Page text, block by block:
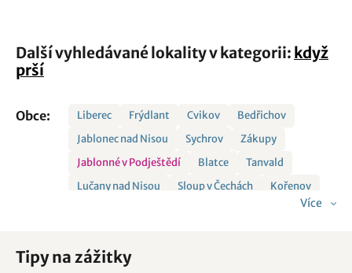
Další vyhledávané lokality v kategorii: když
prší
Obce: Liberec Frýdlant Cvikov
Bedřichov
Jablonec nad Nisou
Sychrov
Zákupy
Jablonné v Podještědí
Blatce
Tanvald
Lučany nad Nisou
Sloup v Čechách
Kořenov
Mimoň
Více
Tipy na zážitky